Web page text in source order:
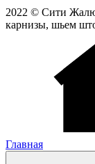
2022 © Сити
карнизы, шьем
Главная